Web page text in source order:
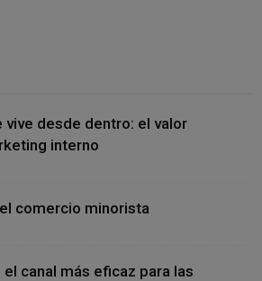
vive desde dentro: el valor
interno
comercio minorista
canal más eficaz para las